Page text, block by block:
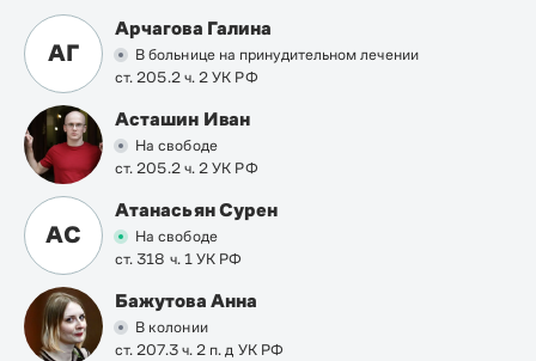
АГ
Арчагова Галина
В больнице на принудительном лечении
ст. 205.2 ч. 2 УК РФ
Асташин Иван
На свободе
ст. 205.2 ч. 2 УК РФ
АС
Атанасьян Сурен
На свободе
ст. 318 ч. 1 УК РФ
Бажутова Анна
В колонии
ст. 207.3 ч. 2 п. д УК РФ